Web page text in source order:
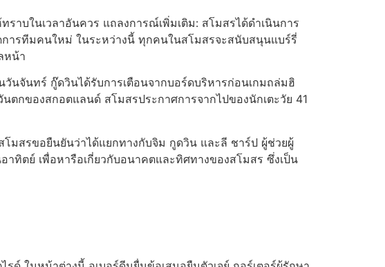
าบในเวลาอันควร แถลงการณ์เพิ่มเติม: สโมสรได้ดำเนินการ
การทีมคนใหม่ ในระหว่างนี้ ทุกคนในสโมสรจะสนับสนุนแบร์รี่
หน้า
นจันทร์ กู๊ดวินได้รับการเตือนจากบอร์ดบริหารก่อนเกมถล่มฮิ
ตกของสกอตแลนด์ สโมสรประกาศการจากไปของนักเตะวัย 41
มสรขอยืนยันว่าได้แยกทางกับจิม กูดวิน และลี ชาร์ป ผู้ช่วยผู้
ตย์ เพื่อหารือเกี่ยวกับอนาคตและทิศทางของสโมสร ซึ่งเป็น